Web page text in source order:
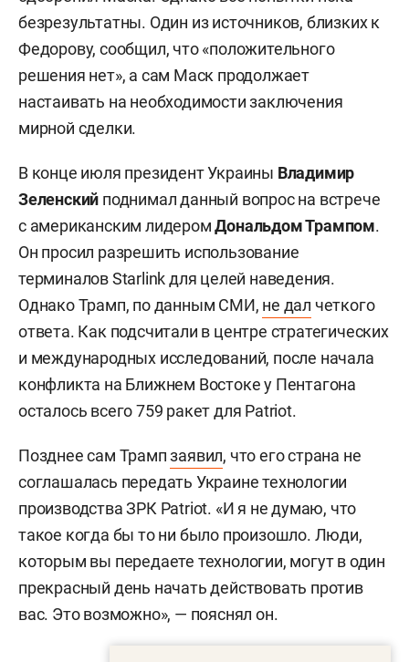
безрезультатны. Один из источников, близких к
Федорову, сообщил, что «положительного
решения нет», а сам Маск продолжает
настаивать на необходимости заключения
мирной сделки.
В конце июля президент Украины Владимир
Зеленский поднимал данный вопрос на встрече
с американским лидеромДональдом Трампом.
Он просил разрешить использование
терминалов Starlink для целей наведения.
Однако Трамп, по данным СМИ, не дал четкого
ответа. Как подсчитали в центре стратегических
и международных исследований, после начала
конфликта на Ближнем Востоке у Пентагона
осталось всего 759 ракет для Patriot.
Позднее сам Трампзаявил, что его страна не
соглашалась передать Украине технологии
производства ЗРК Patriot. «И я не думаю, что
такое когда бы то ни было произошло. Люди,
которым вы передаете технологии, могут в один
прекрасный день начать действовать против
вас. Это возможно», — пояснял он.